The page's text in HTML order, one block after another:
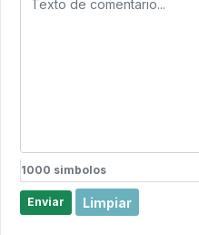
1000 simbolos
Enviar Limpiar